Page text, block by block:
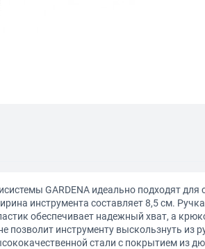
GARDENA идеально подходят для
инструмента составляет 8,5 см.
обеспечивает надежный хват, а
позволит инструменту выскользнуть из
стали с покрытием из